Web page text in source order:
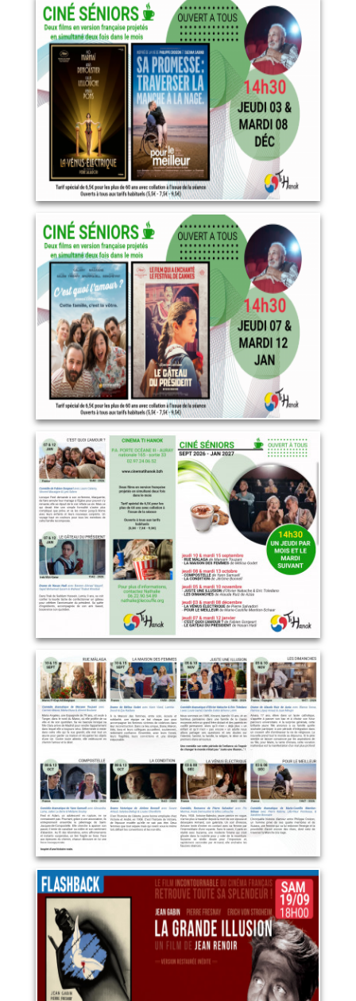
Décembre 2026
8 décembre 2026
LIRE PLUS
Janvier 2027
12 janvier 2027
LIRE PLUS
Programme complet ciné
seniors (recto)
12 janvier 2027
LIRE PLUS
Programme Ciné seniors
(verso)
12 janvier 2027
LIRE PLUS
La grande illusion
19 septembre 2026
LIRE PLUS